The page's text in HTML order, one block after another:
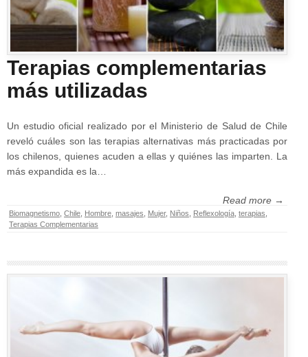
Terapias complementarias
más utilizadas
Un estudio oficial realizado por el Ministerio de Salud de Chile
reveló cuáles son las terapias alternativas más practicadas por
los chilenos, quienes acuden a ellas y quiénes las imparten. La
más expandida es la…
Read more →
Biomagnetismo, Chile, Hombre, masajes, Mujer, Niños, Reflexología, terapias,
Terapias Complementarias